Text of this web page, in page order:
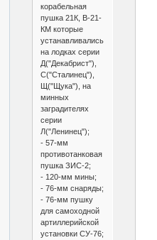
корабельная
пушка 21К, В-21-
КМ которые
устанавливались
на лодках серии
Д("Декабрист"),
С("Сталинец"),
Щ("Щука"), на
минных
заградителях
серии
Л("Ленинец");
- 57-мм
противотанковая
пушка ЗИС-2;
- 120-мм мины;
- 76-мм снаряды;
- 76-мм пушку
для самоходной
артиллерийской
установки СУ-76;